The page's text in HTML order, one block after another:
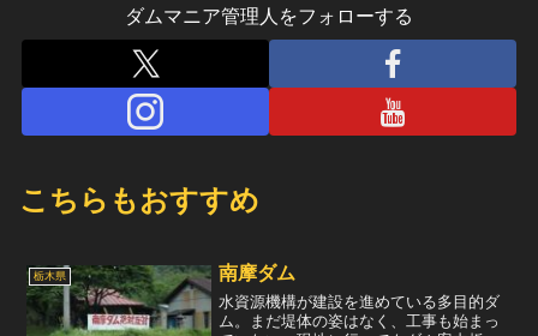
ダムマニア管理人をフォローする
こちらもおすすめ
栃木県 南摩ダム
水資源機構が建設を進めている多目的ダ
ム。まだ堤体の姿はなく、工事も始まっ